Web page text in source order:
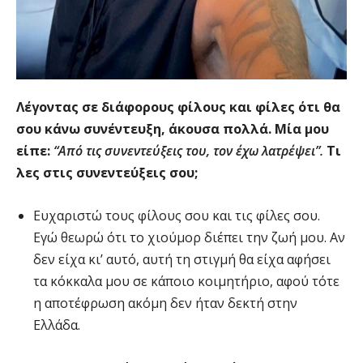
Λέγοντας σε διάφορους φίλους και φίλες ότι θα
σου κάνω συνέντευξη, άκουσα πολλά. Μία μου
είπε: “Από τις συνεντεύξεις του, τον έχω λατρέψει”. Τι
λες στις συνεντεύξεις σου;
Ευχαριστώ τους φίλους σου και τις φίλες σου.
Εγώ θεωρώ ότι το χιούμορ διέπει την ζωή μου. Αν
δεν είχα κι’ αυτό, αυτή τη στιγμή θα είχα αφήσει
τα κόκκαλα μου σε κάποιο κοιμητήριο, αφού τότε
η αποτέφρωση ακόμη δεν ήταν δεκτή στην
Ελλάδα.